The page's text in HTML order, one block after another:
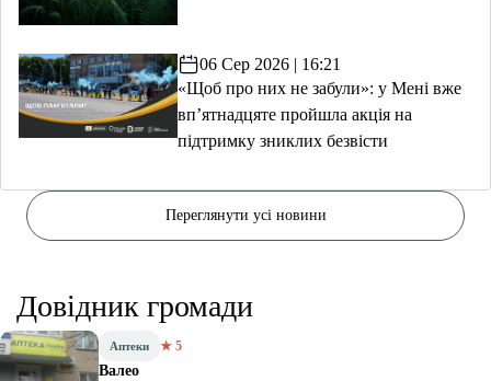
06 Сер 2026 | 16:21
«Щоб про них не забули»: у Мені вже
вп’ятнадцяте пройшла акція на
підтримку зниклих безвісти
Переглянути усі новини
Довідник громади
Аптеки ★ 5
Валео